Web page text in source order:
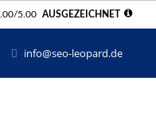
info@seo-leopard.de